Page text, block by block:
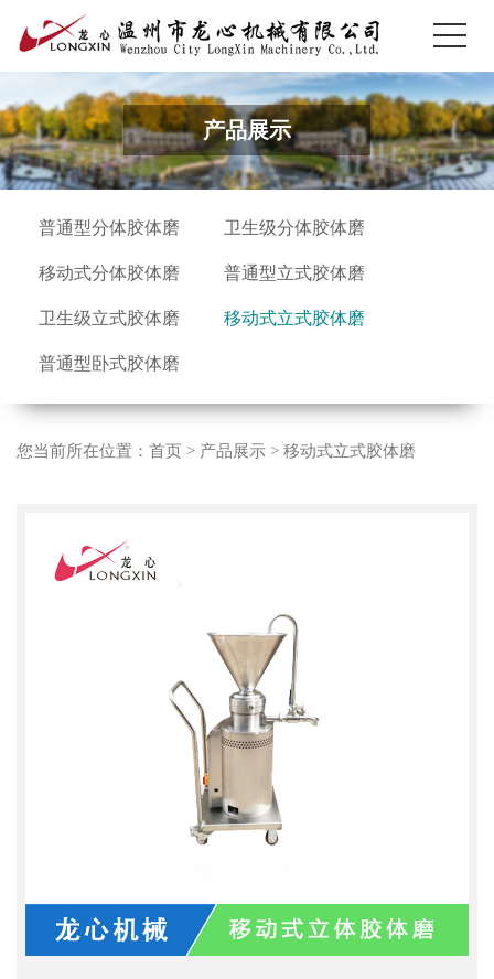
产品展示
普通型分体胶体磨 卫生级分体胶体磨
移动式分体胶体磨 普通型立式胶体磨
卫生级立式胶体磨 移动式立式胶体磨
普通型卧式胶体磨
您当前所在位置： 首页 > 产品展示 > 移动式立式胶体磨